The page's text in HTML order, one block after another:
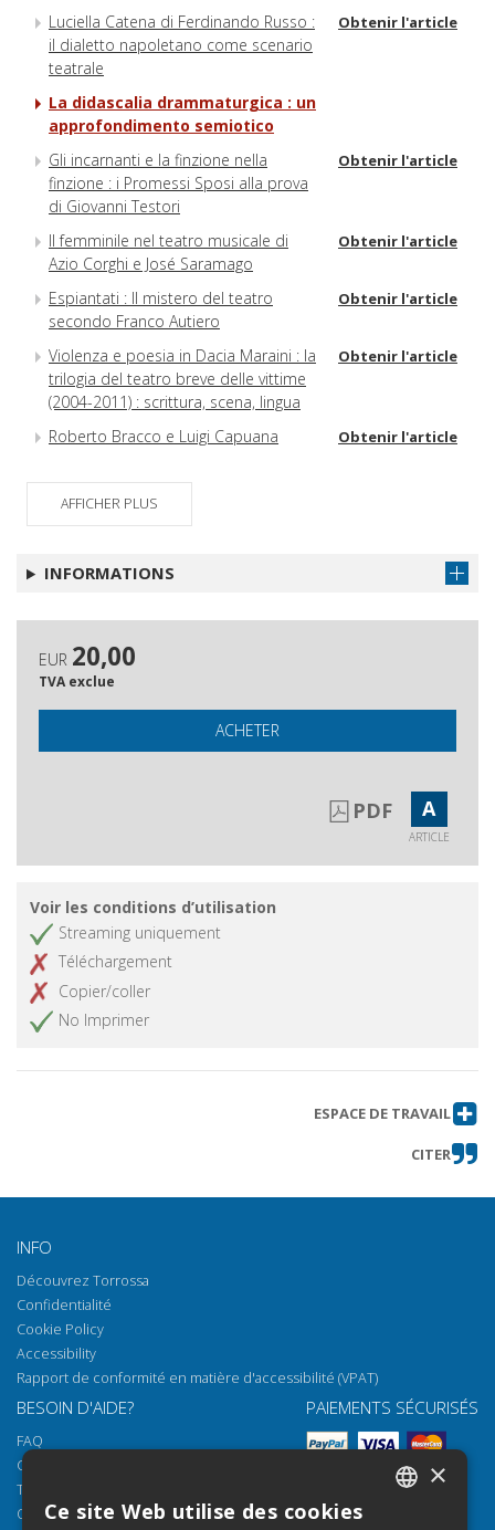
Luciella Catena di Ferdinando Russo :
il dialetto napoletano come scenario
teatrale
Obtenir l'article
La didascalia drammaturgica : un
approfondimento semiotico
Gli incarnanti e la finzione nella
finzione : i Promessi Sposi alla prova
di Giovanni Testori
Obtenir l'article
Il femminile nel teatro musicale di
Azio Corghi e José Saramago
Obtenir l'article
Espiantati : Il mistero del teatro
secondo Franco Autiero
Obtenir l'article
Violenza e poesia in Dacia Maraini : la
trilogia del teatro breve delle vittime
(2004-2011) : scrittura, scena, lingua
Obtenir l'article
Roberto Bracco e Luigi Capuana Obtenir l'article
AFFICHER PLUS
INFORMATIONS
EUR 20,00
TVA exclue
ACHETER
PDF A
ARTICLE
Voir les conditions d’utilisation
Streaming uniquement
Téléchargement
Copier/coller
No Imprimer
ESPACE DE TRAVAIL
CITER
INFO
Découvrez Torrossa
Confidentialité
Cookie Policy
Accessibility
Rapport de conformité en matière d'accessibilité (VPAT)
BESOIN D'AIDE?
FAQ
Comment ouvrir nos documents
Torrossa Reader
Options d'accès
PAIEMENTS SÉCURISÉS
×
Ce site Web utilise des cookies